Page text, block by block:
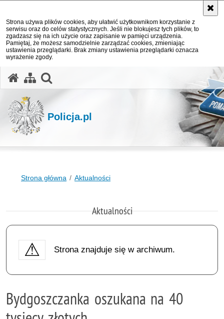
Strona używa plików cookies, aby ułatwić użytkownikom korzystanie z
serwisu oraz do celów statystycznych. Jeśli nie blokujesz tych plików, to
zgadzasz się na ich użycie oraz zapisanie w pamięci urządzenia.
Pamiętaj, że możesz samodzielnie zarządzać cookies, zmieniając
ustawienia przeglądarki. Brak zmiany ustawienia przeglądarki oznacza
wyrażenie zgody.
Policja.pl
Strona główna Aktualności
Aktualności
Strona znajduje się w archiwum.
Bydgoszczanka oszukana na 40